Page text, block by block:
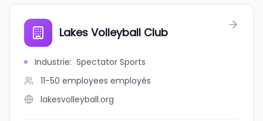
Lakes Volleyball Club
Industrie: Spectator Sports
11-50 employees employés
lakesvolleyball.org